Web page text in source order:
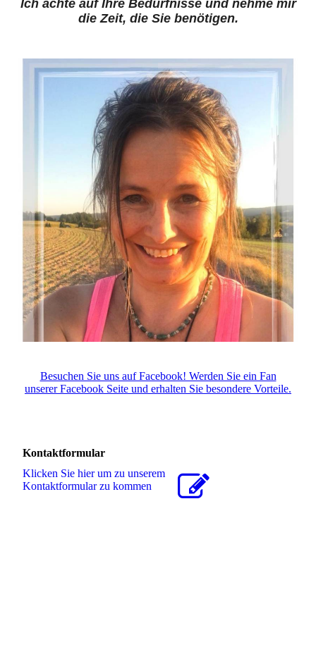
Ich achte auf Ihre Bedürfnisse und nehme mir
die Zeit, die Sie benötigen.
Besuchen Sie uns auf Facebook! Werden Sie ein Fan
unserer Facebook Seite und erhalten Sie besondere Vorteile.
Kontaktformular
Klicken Sie hier um zu unserem
Kon­takt­for­mu­lar zu kommen